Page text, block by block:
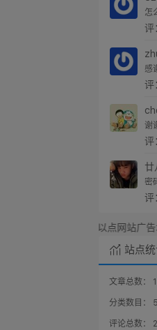
廿
版
怎
感
谢谢
密
朋友们可以点网站广告增加广告点击
站点